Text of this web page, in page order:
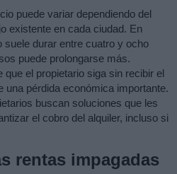
puede variar dependiendo del
existente en cada ciudad. En
durar entre cuatro y ocho
puede prolongarse más.
el propietario siga sin recibir el
una pérdida económica importante.
buscan soluciones que les
el cobro del alquiler, incluso si
rentas impagadas